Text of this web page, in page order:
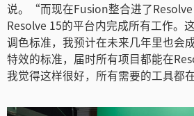
说。“而现在Fusion整合进了
Resolve 15的平台内完成所有工作。
调色标准，我预计在未来几年里也会
特效的标准，届时所有项目都能在
我觉得这样很好，所有需要的工具都